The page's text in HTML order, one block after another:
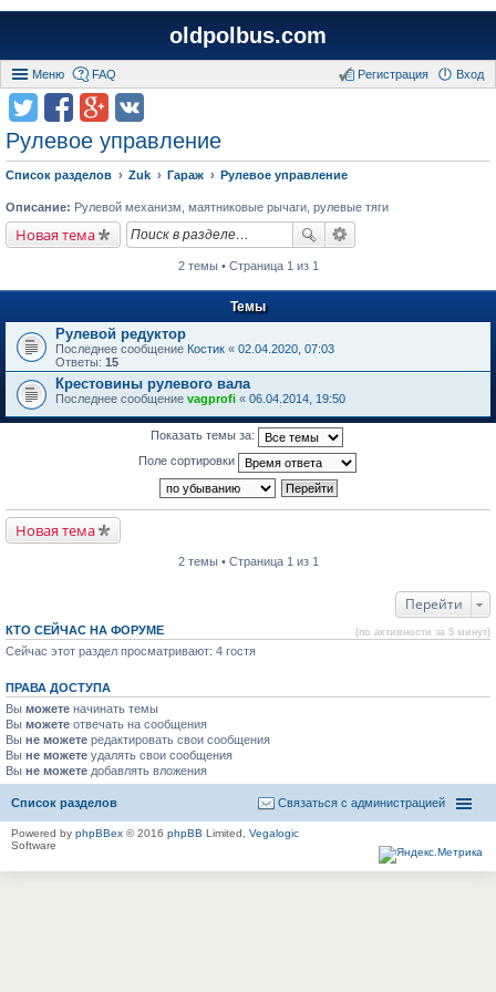
oldpolbus.com
Меню FAQ Вход
Регистрация
Рулевое управление
Список разделов Zuk Гараж Рулевое управление
Описание: Рулевой механизм, маятниковые рычаги, рулевые тяги
Новая тема
2 темы • Страница 1 из 1
Темы
Рулевой редуктор
Последнее сообщение Костик « 02.04.2020, 07:03
Ответы: 15
Крестовины рулевого вала
Последнее сообщение vagprofi « 06.04.2014, 19:50
Показать темы за:
Поле сортировки
Новая тема
2 темы • Страница 1 из 1
Перейти
КТО СЕЙЧАС НА ФОРУМЕ (по активности за 5 минут)
Сейчас этот раздел просматривают: 4 гостя
ПРАВА ДОСТУПА
Вы можете начинать темы
Вы можете отвечать на сообщения
Вы не можете редактировать свои сообщения
Вы не можете удалять свои сообщения
Вы не можете добавлять вложения
Список разделов Связаться с администрацией
Powered by phpBBex © 2016 phpBB Limited, Vegalogic
Software